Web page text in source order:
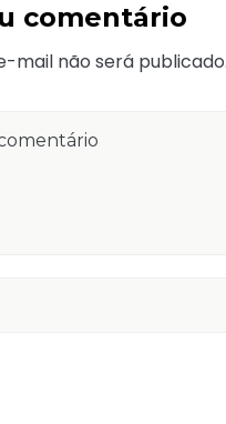
comentário
mail não será publicado.